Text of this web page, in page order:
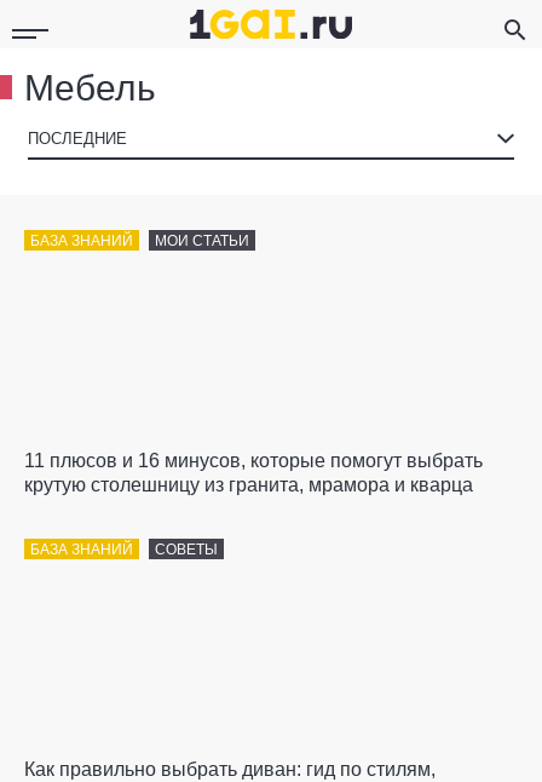
Мебель
ПОСЛЕДНИЕ ▾
БАЗА ЗНАНИЙ МОИ СТАТЬИ
11 плюсов и 16 минусов, которые помогут выбрать
крутую столешницу из гранита, мрамора и кварца
БАЗА ЗНАНИЙ СОВЕТЫ
Как правильно выбрать диван: гид по стилям,